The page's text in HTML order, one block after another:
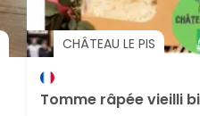
CHÂTEAU LE PIS
Tomme râpée vieilli